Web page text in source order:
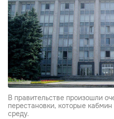
В правительстве произошли
перестановки, которые
среду.